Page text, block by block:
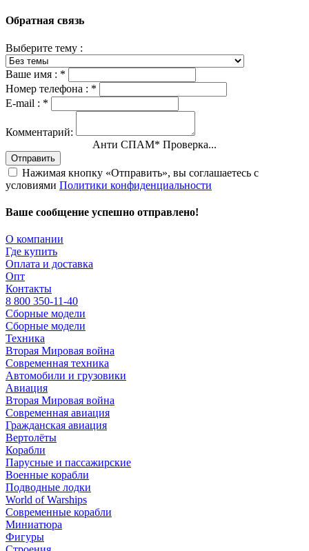
Обратная связь
Выберите тему :
Ваше имя : *
Номер телефона : *
E-mail : *
Комментарий:
Анти СПАМ* Проверка...
Отправить
Нажимая кнопку «Отправить», вы соглашаетесь с
условиями Политики конфиденциальности
Ваше сообщение успешно отправлено!
О компании
Где купить
Оплата и доставка
Опт
Контакты
8 800 350-11-40
Сборные модели
Сборные модели
Техника
Вторая Мировая война
Современная техника
Автомобили и грузовики
Авиация
Вторая Мировая война
Современная авиация
Гражданская авиация
Вертолёты
Корабли
Парусные и пассажирские
Военные корабли
Подводные лодки
World of Warships
Современные корабли
Миниатюра
Фигуры